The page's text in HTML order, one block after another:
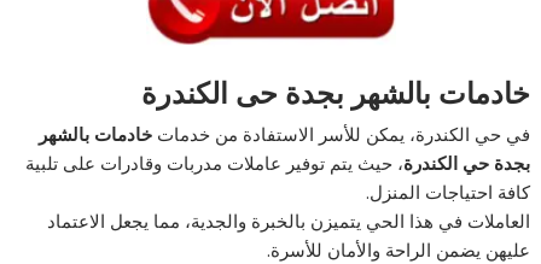
خادمات بالشهر بجدة حى الكندرة
في حي الكندرة، يمكن للأسر الاستفادة من خدماتخادمات بالشهر
بجدة حي الكندرة، حيث يتم توفير عاملات مدربات وقادرات على تلبية
كافة احتياجات المنزل.
العاملات في هذا الحي يتميزن بالخبرة والجدية، مما يجعل الاعتماد
عليهن يضمن الراحة والأمان للأسرة.